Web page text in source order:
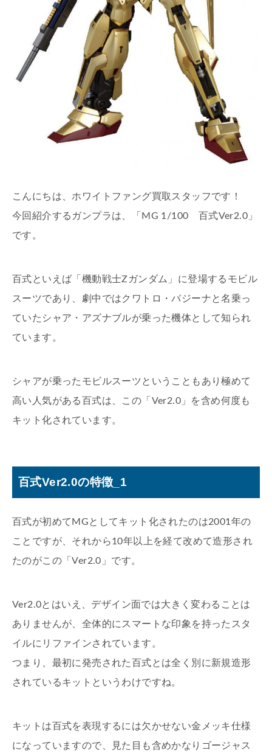
こんにちは、ホワイトファング買取スタッフです！
今回紹介するガンプラは、「MG 1/100 百式Ver2.0」
です。
百式といえば「機動戦士Ζガンダム」に登場するモビル
スーツであり、劇中ではクワトロ・バジーナと名乗っ
ていたシャア・アズナブルが乗った機体として知られ
ています。
シャアが乗ったモビルスーツということもあり極めて
高い人気がある百式は、この「Ver2.0」を含め何度も
キット化されています。
百式Ver2.0の特徴_1
百式が初めてMGとしてキット化されたのは2001年の
ことですが、それから10年以上を経て改めて造形され
たのがこの「Ver2.0」です。
Ver2.0とはいえ、デザイン面では大きく変わることは
ありませんが、全体的にスマートな印象を持ったスタ
イルにリファインされています。
つまり、最初に発売された百式とは全く別に新規造形
されているキットというわけですね。
キットは百式を表現するには欠かせない金メッキ仕様
になっていますので、見た目も含めかなりゴージャス